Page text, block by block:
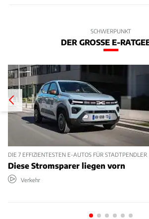
SCHWERPUNKT
DER GROSSE E-
DIE 7 EFFIZIENTESTEN E-AUTOS FÜR STADTPENDLER
Diese Stromsparer liegen vorn
Verkehr